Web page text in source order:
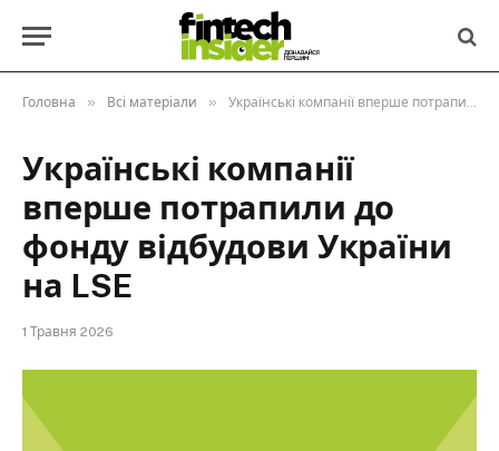
Головна » Всі матеріали » Українські компанії вперше потрапили до фонду відбудови України на LSE
Українські компанії
вперше потрапили до
фонду відбудови України
на LSE
1 Травня 2026